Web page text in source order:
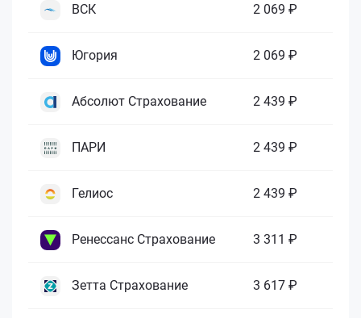
ВСК 2 069 ₽
Югория 2 069 ₽
Абсолют Страхование 2 439 ₽
ПАРИ 2 439 ₽
Гелиос 2 439 ₽
Ренессанс Страхование 3 311 ₽
Зетта Страхование 3 617 ₽